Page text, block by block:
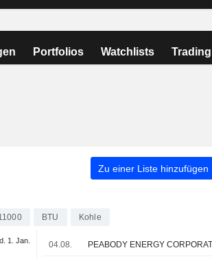
Portfolios Watchlists Trading
Zu einer Liste hinzufügen
BTU Kohle
1. Jan. 04.08.